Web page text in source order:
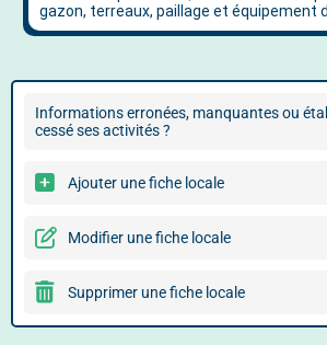
Informations erronées, manquantes ou
cessé ses activités ?
Ajouter une fiche locale
Modifier une fiche locale
Supprimer une fiche locale